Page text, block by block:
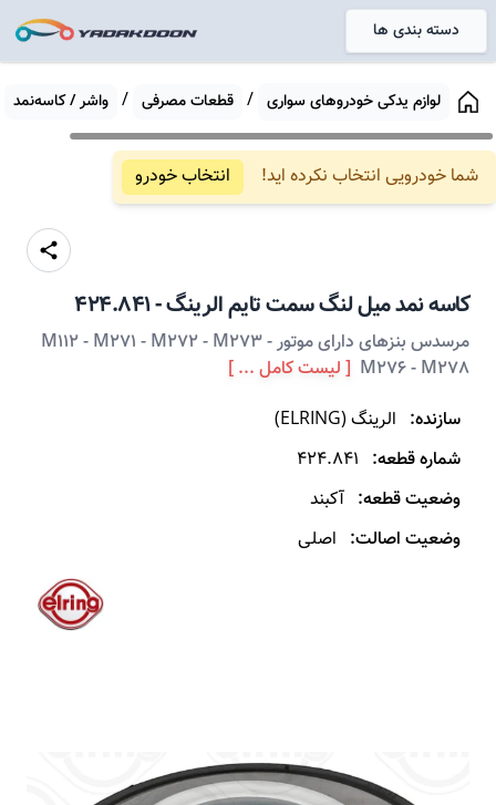
دسته بندی ها خانه
لوازم یدکی خودروهای سواری / قطعات مصرفی / واشر / کاسه‌نمد
شما خودرویی انتخاب نکرده اید! انتخاب خودرو
کاسه نمد میل لنگسمت تایمالرینگ-
424.841
مرسدس بنزهای دارای موتور M112 - M271 - M272 - M273 -
M276 - M278 [ لیست کامل ... ]
سازنده: الرینگ (
ELRING
)
شماره قطعه: 424.841
وضعیت قطعه: آکبند
وضعیت اصالت: اصلی